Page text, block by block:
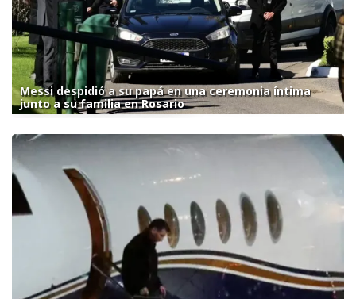
Messi despidió a su papá en una ceremonia íntima
junto a su familia en Rosario